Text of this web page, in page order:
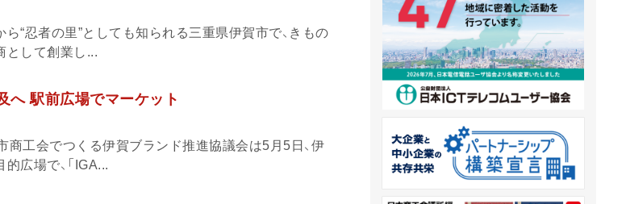
“忍者の里”としても知られる三重県伊賀市で、きもの
として創業し...
へ 駅前広場でマーケット
商工会でつくる伊賀ブランド推進協議会は5月5日、伊
広場で、「IGA...